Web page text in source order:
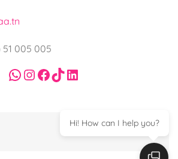
005 005
WhatsApp
Instagram
Facebook
TikTokLinkedIn
Hi! How can I help you?